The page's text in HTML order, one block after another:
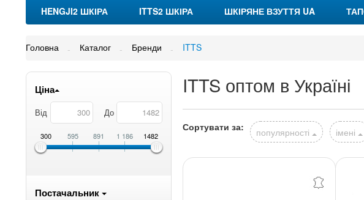
HENGJI2 ШКІРА ITTS2 ШКІРА ШКІРЯНЕ ВЗУТТЯ UA
Головна Каталог Бренди ITTS
Ціна
Від До
300 595 891 1 186 1482
Постачальник
ITTS оптом в Україні
Сортувати за: популярності імені